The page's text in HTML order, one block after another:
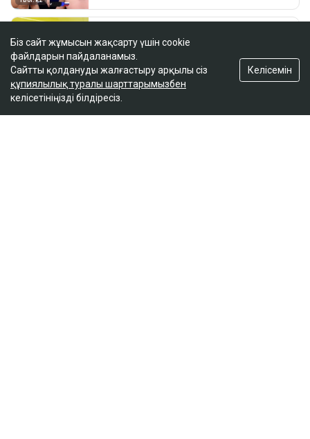
Біз сайт жұмысын жақсарту үшін cookie
файлдарын пайдаланамыз.
Сайтты қолдануды жалғастыру арқылы сіз
құпиялылық туралы шарттарымызбен
келісетініңізді білдіресіз.
Келісемін